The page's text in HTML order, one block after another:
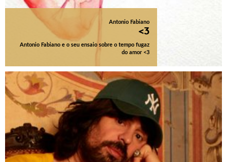
Antonio Fabiano
<3
Antonio Fabiano e o seu ensaio sobre o tempo fugaz
do amor <3